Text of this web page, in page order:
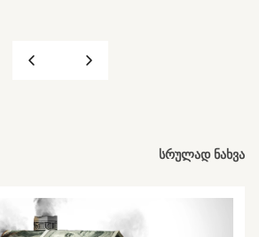
სრულად ნახვა